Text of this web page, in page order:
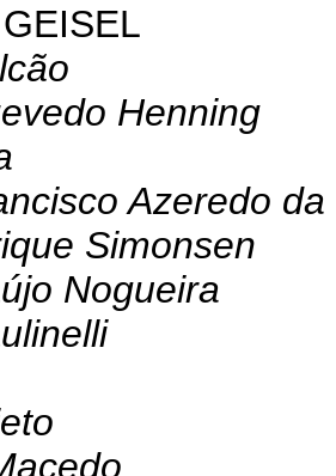
Henning
Azeredo da
Simonsen
Nogueira